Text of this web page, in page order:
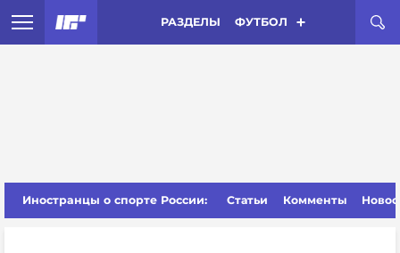
РАЗДЕЛЫ ФУТБОЛ
Иностранцы о спорте России: Статьи Комменты